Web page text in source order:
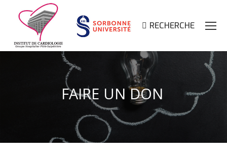
Search:
RECHERCHE
FAIRE UN DON